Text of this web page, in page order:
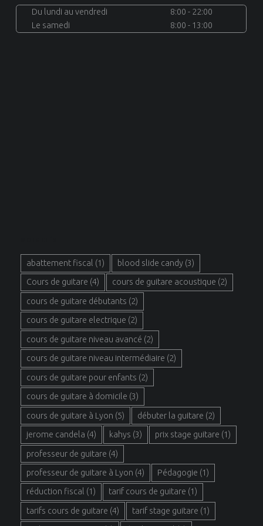
Du lundi au vendredi
8:00 - 22:00
Le samedi
8:00 - 13:00
abattement fiscal (1) blood slide candy(3)
Cours de guitare (4) cours de guitare acoustique (2)
cours de guitare débutants (2)
cours de guitare electrique (2)
cours de guitare niveau avancé (2)
cours de guitare niveau intermédiaire (2)
cours de guitare pour enfants (2)
cours de guitare à domicile (3)
cours de guitare à Lyon (5) débuter la guitare (2)
jerome candela (4) kahys (3) prix stage guitare (1)
professeur de guitare (4)
professeur de guitare à Lyon (4) Pédagogie (1)
réduction fiscal (1) tarif cours de guitare (1)
tarifs cours de guitare (4) tarif stage guitare (1)